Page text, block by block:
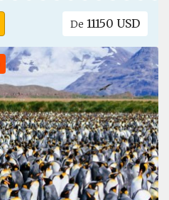
De 11150 USD